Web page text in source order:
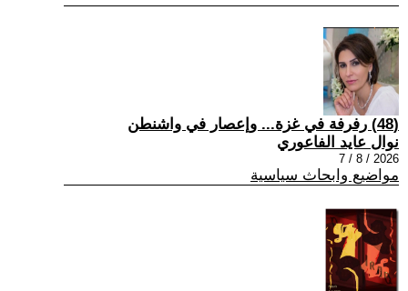
(48) رفرفة في غزة... وإعصار في واشنطن
نوال عايد الفاعوري
2026 / 8 / 7
مواضيع وابحاث سياسية